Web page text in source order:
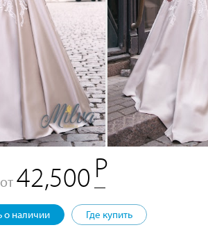
от 42,500
о наличии Где купить